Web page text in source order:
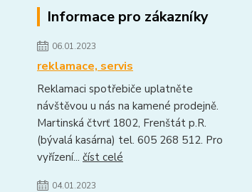
Informace pro zákazníky
06.01.2023
reklamace, servis
Reklamaci spotřebiče uplatněte
návštěvou u nás na kamené prodejně.
Martinská čtvrť 1802, Frenštát p.R.
(bývalá kasárna) tel. 605 268 512. Pro
vyřízení... číst celé
04.01.2023